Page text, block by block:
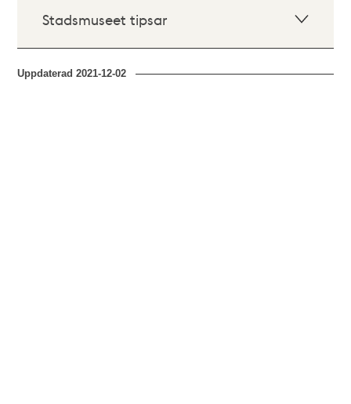
Stadsmuseet tipsar
Uppdaterad2021-12-02